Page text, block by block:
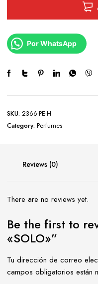
Por WhatsApp
SKU: 2366-PE-H
Category: Perfumes
Reviews (0)
There are no reviews yet.
Be the first to
«SOLO»”
Tu dirección de correo
campos obligatorios están